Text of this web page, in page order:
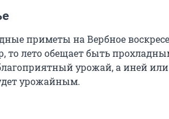
приметы на Вербное
то лето обещает быть
урожай, а иней или
урожайным.